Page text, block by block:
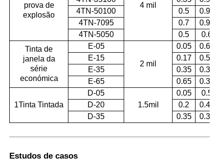
prova de
explosão
4 mil
4TN-50100
0.5
0.95
4TN-7095
0.7
0.95
4TN-5050
0.5
0.6
Tinta de
janela da
série
económica
E-05
2 mil
0.05
0.62
E-15
0.17
0.53
E-35
0.35
0.35
E-65
0.65 0.35
1Tinta Tintada
D-05
1.5mil
0.05
0.5
D-20
0.2
0.41
D-35
0.35 0.36
Estudos de casos